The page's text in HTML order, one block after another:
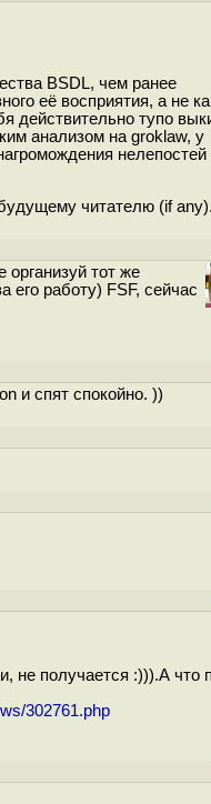
BSDL, чем ранее
её восприятия, а не
действительно тупо
анализом на groklaw, у
нелепостей
читателю (if any).
тот же
его работу) FSF, сейчас
и спят спокойно. ))
не получается :))).А что
302761.php